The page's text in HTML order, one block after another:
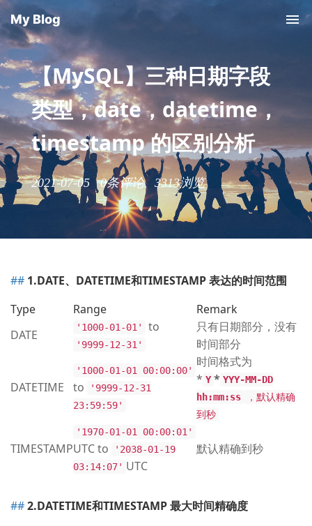
My Blog
【MySQL】三种日期字段
类型，date，datetime，
timestamp 的区别分析
2021-07-050条评论3313浏览
1.DATE、DATETIME和TIMESTAMP 表达的时间范围
Type
Range
Remark
DATE
'1000-01-01' to
'9999-12-31'
只有日期部分，没有
时间部分
DATETIME
'1000-01-01 00:00:00'
to
'9999-12-31
23:59:59'
时间格式为
* Y * YYY-MM-DD
hh:mm:ss
，默认精确
到秒
TIMESTAMP
'1970-01-01 00:00:01'
UTC to
'2038-01-19
03:14:07' UTC
默认精确到秒
2.DATETIME和TIMESTAMP 最大时间精确度